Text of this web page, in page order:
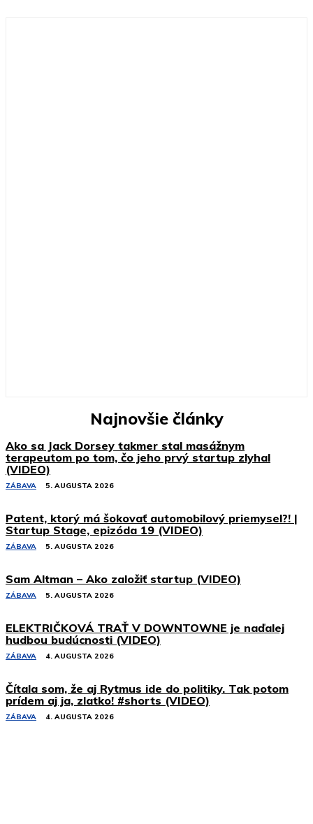
Najnovšie články
Ako sa Jack Dorsey takmer stal masážnym
terapeutom po tom, čo jeho prvý startup zlyhal
(VIDEO)
ZÁBAVA 5. AUGUSTA 2026
Patent, ktorý má šokovať automobilový priemysel?! |
Startup Stage, epizóda 19 (VIDEO)
ZÁBAVA 5. AUGUSTA 2026
Sam Altman – Ako založiť startup (VIDEO)
ZÁBAVA 5. AUGUSTA 2026
ELEKTRIČKOVÁ TRAŤ V DOWNTOWNE je naďalej
hudbou budúcnosti (VIDEO)
ZÁBAVA 4. AUGUSTA 2026
Čítala som, že aj Rytmus ide do politiky. Tak potom
prídem aj ja, zlatko! #shorts (VIDEO)
ZÁBAVA 4. AUGUSTA 2026